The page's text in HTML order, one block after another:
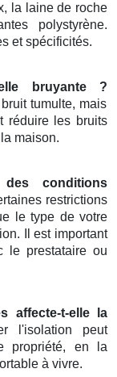
la laine de roche
polystyrène.
et spécificités.
bruyante ?
tumulte, mais
réduire les bruits
maison.
conditions
restrictions
le type de votre
Il est important
le prestataire ou
affecte-t-elle la
l'isolation peut
propriété, en la
à vivre.